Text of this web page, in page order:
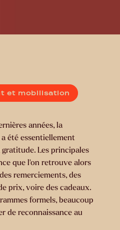
et mobilisation
années, la
été essentiellement
gratitude. Les principales
que l’on retrouve alors
remerciements, des
prix, voire des cadeaux.
formels, beaucoup
de reconnaissance au